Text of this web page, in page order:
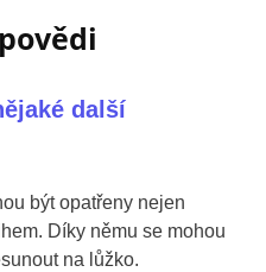
další
být opatřeny nejen
Díky němu se mohou
na lůžko.